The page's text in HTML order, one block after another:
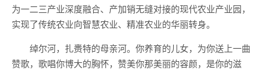
为一二三产业深度融合、产加销无缝对接的现代农业产业园，
实现了传统农业向智慧农业、精准农业的华丽转身。
绰尔河，扎赉特的母亲河。你养育的儿女，为你送上一曲
赞歌，歌唱你博大的胸怀，赞美你那美丽的容颜，是你的滋